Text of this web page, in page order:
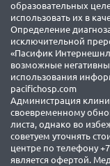
образовательных
использовать их в
Определение
исключительной
«Пасифик Интернешнл
возможные
использования
pacifichosp.com
Администрация
своевременному
листа, однако во
советуем уточнять
центре по телефону
является офертой.